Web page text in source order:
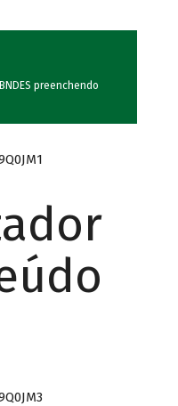
preenchendo